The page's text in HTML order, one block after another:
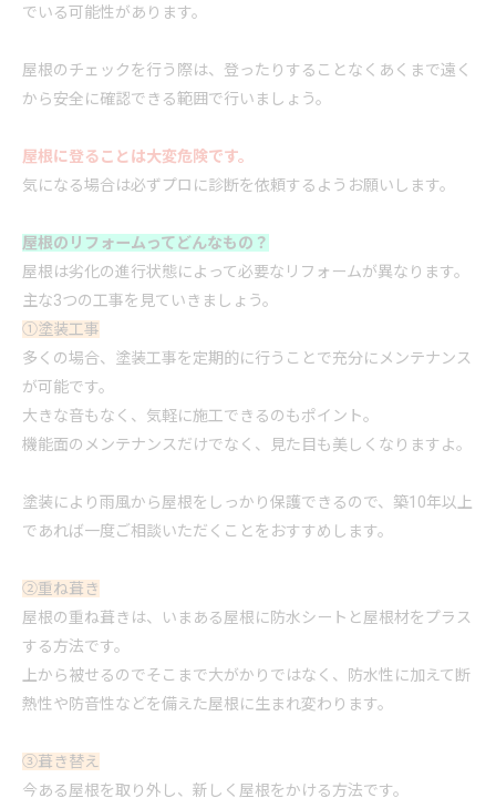
でいる可能性があります。
屋根のチェックを行う際は、登ったりすることなくあくまで遠く
から安全に確認できる範囲で行いましょう。
屋根に登ることは大変危険です。
気になる場合は必ずプロに診断を依頼するようお願いします。
屋根の リフォームってどんなもの？
屋根は劣化の進行状態によって必要な リフォームが異なります。
主な3つの工事を見ていきましょう。
①塗装工事
多くの場合、塗装工事を定期的に行うことで充分にメンテナンス
が可能です。
大きな音もなく、気軽に施工できるのもポイント。
機能面のメンテナンスだけでなく、見た目も美しくなりますよ。
塗装により雨風から屋根をしっかり保護できるので、築10年以上
であれば一度ご相談いただくことをおすすめします。
②重ね葺き
屋根の重ね葺きは、いまある屋根に防水シートと屋根材をプラス
する方法です。
上から被せるのでそこまで大がかりではなく、防水性に加えて断
熱性や防音性などを備えた屋根に生まれ変わります。
③葺き替え
今ある屋根を取り外し、新しく屋根をかける方法です。